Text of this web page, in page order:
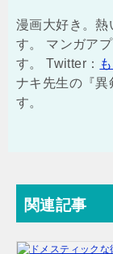
漫画大好き。熱
す。 マンガア
す。 Twitter：
ナキ先生の『異
す。
関連記事